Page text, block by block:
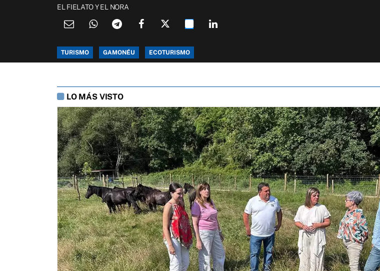
EL FIELATO Y EL NORA
TURISMO GAMONÉU ECOTURISMO
LO MÁS VISTO